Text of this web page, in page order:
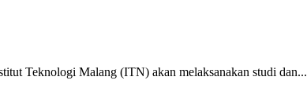
Teknologi Malang (ITN) akan melaksanakan studi dan...